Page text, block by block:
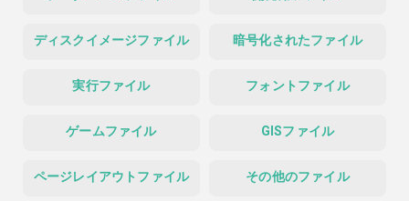
ディスクイメージファイル 暗号化されたファイル
実行ファイル フォントファイル
ゲームファイル GISファイル
ページレイアウトファイル その他のファイル